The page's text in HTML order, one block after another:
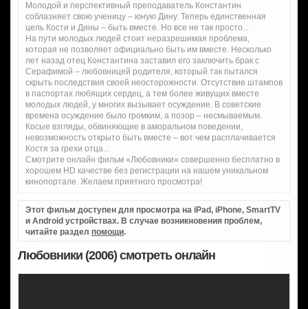
Молодой и перспективный преподаватель Константин
соблазняет свою ученицу – юную Дину. Теперь единственная
цель Кости и Дины – быть вместе. Но все не так просто...
На пути молодых людей стоит неразрешимая проблема,
которая не позволяет официально быть им вместе. Несколько
лет назад отец Константина заставил его заключить брак с
Серафимой – любовницей родителя, который так пытался
скрыть последствия своей неосторожности. Отсутствие штампов
в паспортах любящих сердец, а тем более живущих вместе
молодых людей, у многих вызывает осуждение. В советские
времена осуждение было громким, а позор – несмываемым.
Косые взгляды, обвиняющие в аморальном поведении,
невозможность открыто быть вместе – вот чем расплачивается
Костя за грехи отца...
Смотрите онлайн фильм «Любовники» совершенно бесплатно в
хорошем HD качестве без регистрации на нашем уникальном
кинопортале. Желаем приятного просмотра!
Этот фильм доступен для просмотра на iPad, iPhone, SmartTV
и Android устройствах. В случае возникновения проблем,
читайте раздел помощи.
Любовники (2006) смотреть онлайн